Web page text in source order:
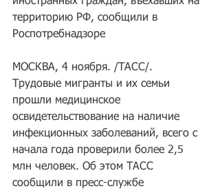
территорию РФ, сообщили в
Роспотребнадзоре
МОСКВА, 4 ноября. /ТАСС/.
Трудовые мигранты и их семьи
прошли медицинское
освидетельствование на наличие
инфекционных заболеваний, всего с
начала года проверили более 2,5
млн человек. Об этом ТАСС
сообщили в пресс-службе